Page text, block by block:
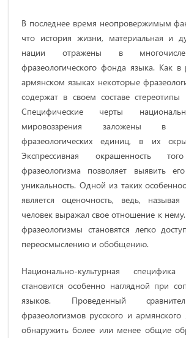
В последнее время неопровержимым
что история жизни, материальная и
нации отражены в
фразеологического фонда языка. Как
армянском языках некоторые
содержат в своем составе стереотипы
Специфические черты
мировоззрения заложены в
фразеологических единиц, в их
Экспрессивная окрашенность
фразеологизма позволяет выявить
уникальность. Одной из таких
является оценочность, ведь,
человек выражал свое отношение к
фразеологизмы становятся легко
переосмыслению и обобщению.
Национально-культурная специфика
становится особенно наглядной при
языков. Проведенный
фразеологизмов русского и
обнаружить более или менее общие